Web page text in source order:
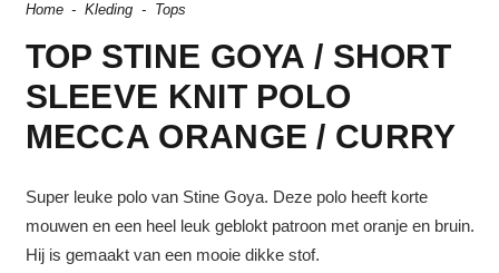
Home - Kleding - Tops
TOP STINE GOYA / SHORT
SLEEVE KNIT POLO
MECCA ORANGE / CURRY
Super leuke polo van Stine Goya. Deze polo heeft korte
mouwen en een heel leuk geblokt patroon met oranje en bruin.
Hij is gemaakt van een mooie dikke stof.